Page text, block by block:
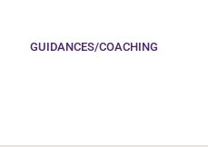
GUIDANCES/COACHING